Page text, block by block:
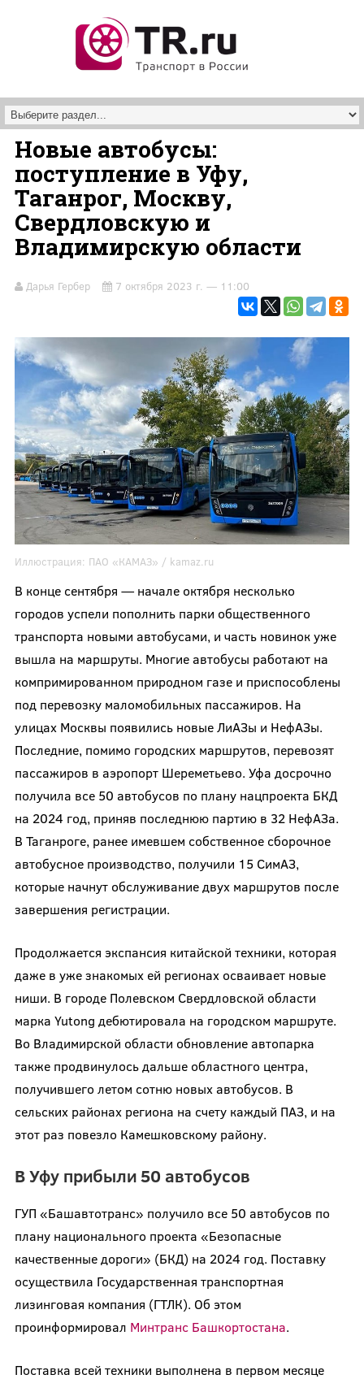
Новые автобусы:
поступление в Уфу,
Таганрог, Москву,
Свердловскую и
Владимирскую области
Дарья Гербер 7 октября 2023 г. — 11:00
Иллюстрация: ПАО «КАМАЗ» / kamaz.ru
В конце сентября — начале октября несколько
городов успели пополнить парки общественного
транспорта новыми автобусами, и часть новинок уже
вышла на маршруты. Многие автобусы работают на
компримированном природном газе и приспособлены
под перевозку маломобильных пассажиров. На
улицах Москвы появились новые ЛиАЗы и НефАЗы.
Последние, помимо городских маршрутов, перевозят
пассажиров в аэропорт Шереметьево. Уфа досрочно
получила все 50 автобусов по плану нацпроекта БКД
на 2024 год, приняв последнюю партию в 32 НефАЗа.
В Таганроге, ранее имевшем собственное сборочное
автобусное производство, получили 15 СимАЗ,
которые начнут обслуживание двух маршрутов после
завершения регистрации.
Продолжается экспансия китайской техники, которая
даже в уже знакомых ей регионах осваивает новые
ниши. В городе Полевском Свердловской области
марка Yutong дебютировала на городском маршруте.
Во Владимирской области обновление автопарка
также продвинулось дальше областного центра,
получившего летом сотню новых автобусов. В
сельских районах региона на счету каждый ПАЗ, и на
этот раз повезло Камешковскому району.
В Уфу прибыли 50 автобусов
ГУП «Башавтотранс» получило все 50 автобусов по
плану национального проекта «Безопасные
качественные дороги» (БКД) на 2024 год. Поставку
осуществила Государственная транспортная
лизинговая компания (ГТЛК). Об этом
проинформировал Минтранс Башкортостана.
Поставка всей техники выполнена в первом месяце